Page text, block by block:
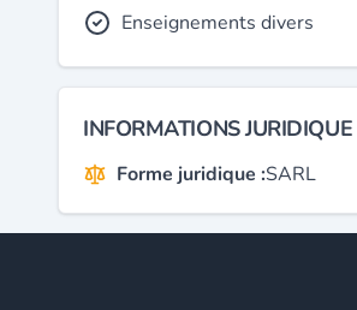
Enseignements divers
INFORMATIONS JURIDIQUE
Forme juridique :SARL